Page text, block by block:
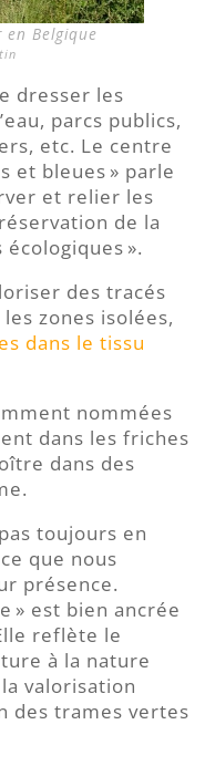
Belgique
dresser les
parcs publics,
etc. Le centre
et bleues » parle
et relier les
de la
».
des tracés
zones isolées,
dans le tissu
nommées
dans les friches
dans des
toujours en
que nous
présence.
» est bien ancrée
reflète le
à la nature
valorisation
des trames vertes